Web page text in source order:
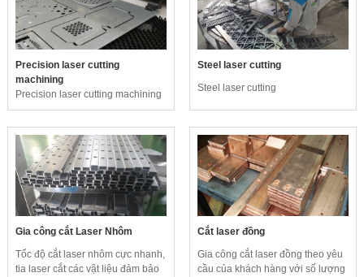
Precision laser cutting
machining
Precision laser cutting machining
Steel laser cutting
Steel laser cutting
Gia công cắt Laser Nhôm
Tốc độ cắt laser nhôm cực nhanh,
tia laser cắt các vật liệu đảm bảo
Cắt laser đồng
Gia công cắt laser đồng theo yêu
cầu của khách hàng với số lượng